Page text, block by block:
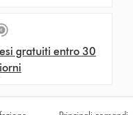
gratuiti entro 30